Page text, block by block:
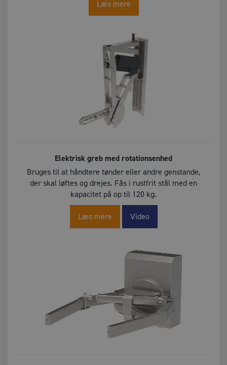
Læs mere
Elektrisk greb med rotationsenhed
Bruges til at håndtere tønder eller andre genstande,
der skal løftes og drejes. Fås i rustfrit stål med en
kapacitet på op til 120 kg.
Læs mere Video